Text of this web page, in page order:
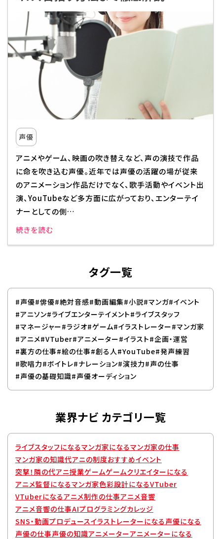
声優
アニメやゲーム、映画の吹き替えなど、声の演技で作品
に命を吹き込む声優。近年では声優の活躍の場が従来
のアニメーション作品だけでなく、歌手活動やイベント出
演、YouTubeなど多方面に広がっており、エンターテイ
ナーとしての側…
続きを読む
タグ一覧
#声優#俳優#絶対音感#動画編集#小説#マンガ#イベント
#アニソン#ライブエンターテイメント#ライブスタッフ
#マネージャー#ラジオ#ゲーム#イラストレーター#マンガ家
#アニメ#VTuber#アニメーター#イラスト#企画・運営
#裏方の仕事#絵の仕事#創る人 #YouTube#発声練習
#歌唱力#ボイトレ#ナレーション#演技力#声の仕事
#声優の基礎知識#声優オーディション
業界ナビ カテゴリ一覧
ライブスタッフになるマンガ家になるマンガ家の仕事
マンガ家の知識代アニの制度おすすめイベント
突撃！隣の代アニ授業ゲームゲームクリエイターになる
アニメ監督になるマンガ家色彩設計になるVTuber
VTuberになるアニメ制作の仕事アニメ音響
アニメ音響の仕事AIプログラミングカレッジ
SNS・動画プロデュースイラストレーターになる 声優になる
声優の仕事声優の知識アニメーターアニメーターになる